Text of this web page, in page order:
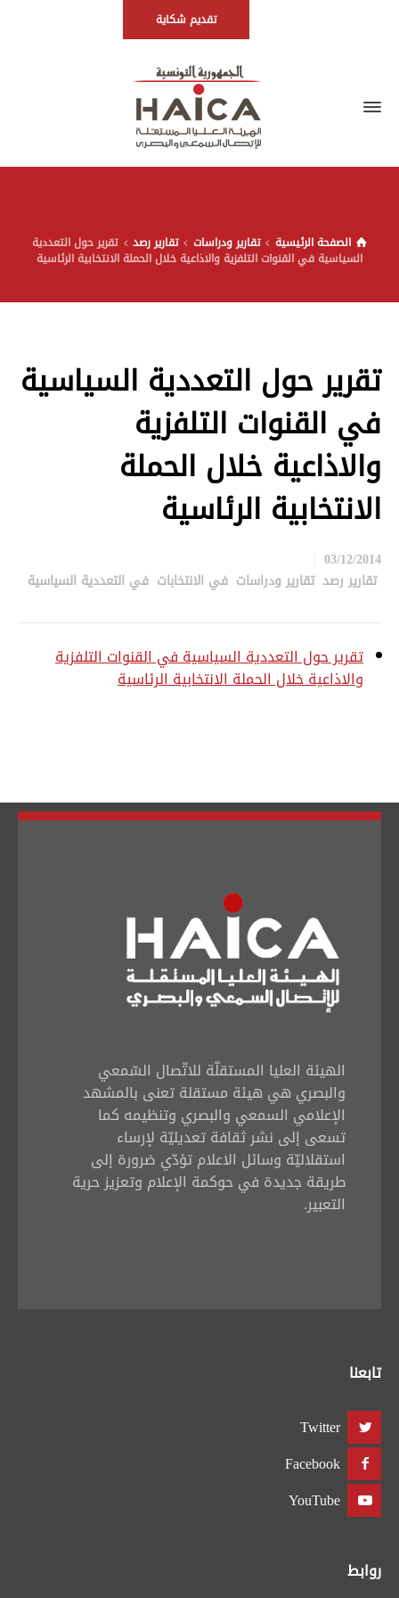
تقديم شكاية
الصفحة الرئيسية تقارير ودراسات تقارير رصد
تقرير حول التعددية
السياسية في القنوات التلفزية والاذاعية خلال الحملة الانتخابية الرئاسية
تقرير حول التعددية السياسية
في القنوات التلفزية
والاذاعية خلال الحملة
الانتخابية الرئاسية
03/12/2014
تقارير رصد ,تقارير ودراسات في الانتخابات في التعددية السياسية
تقرير حول التعددية السياسية في القنوات التلفزية
والاذاعية خلال الحملة الانتخابية الرئاسية
الهيئة العليا المستقلّة للاتّصال السّمعي
والبصري هي هيئة مستقلة تعنى بالمشهد
الإعلامي السمعي والبصري وتنظيمه كما
تسعى إلى نشر ثقافة تعديليّة لإرساء
استقلاليّة وسائل الاعلام تؤدّي ضرورة إلى
طريقة جديدة في حوكمة الإعلام وتعزيز حرية
التعبير.
تابعنا
Twitter
Facebook
YouTube
روابط
تبديل اللغة